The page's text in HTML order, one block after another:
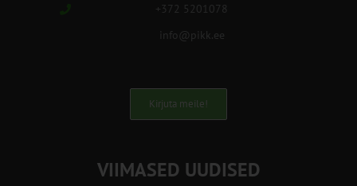
+372 5201078
info@pikk.ee
Kirjuta meile!
VIIMASED UUDISED